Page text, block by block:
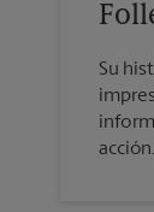
Su
acción.